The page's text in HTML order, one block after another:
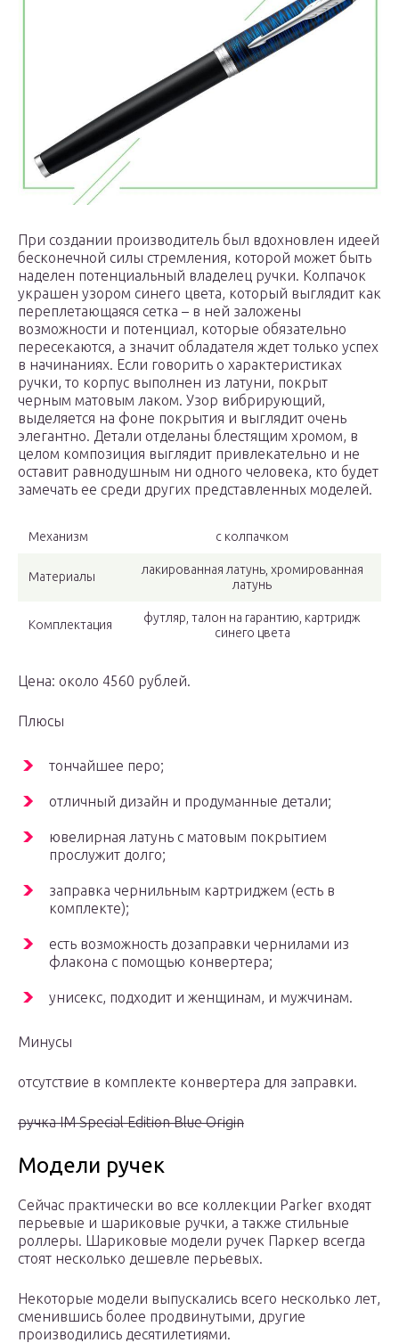
При создании производитель был вдохновлен идеей
бесконечной силы стремления, которой может быть
наделен потенциальный владелец ручки. Колпачок
украшен узором синего цвета, который выглядит как
переплетающаяся сетка – в ней заложены
возможности и потенциал, которые обязательно
пересекаются, а значит обладателя ждет только успех
в начинаниях. Если говорить о характеристиках
ручки, то корпус выполнен из латуни, покрыт
черным матовым лаком. Узор вибрирующий,
выделяется на фоне покрытия и выглядит очень
элегантно. Детали отделаны блестящим хромом, в
целом композиция выглядит привлекательно и не
оставит равнодушным ни одного человека, кто будет
замечать ее среди других представленных моделей.
Механизм с колпачком
Материалы
лакированная латунь, хромированная
латунь
Комплектация
футляр, талон на гарантию, картридж
синего цвета
Цена: около 4560 рублей.
Плюсы
тончайшее перо;
отличный дизайн и продуманные детали;
ювелирная латунь с матовым покрытием
прослужит долго;
заправка чернильным картриджем (есть в
комплекте);
есть возможность дозаправки чернилами из
флакона с помощью конвертера;
унисекс, подходит и женщинам, и мужчинам.
Минусы
отсутствие в комплекте конвертера для заправки.
ручка IM Special Edition Blue Origin
Модели ручек
Сейчас практически во все коллекции Parker входят
перьевые и шариковые ручки, а также стильные
роллеры. Шариковые модели ручек Паркер всегда
стоят несколько дешевле перьевых.
Некоторые модели выпускались всего несколько лет,
сменившись более продвинутыми, другие
производились десятилетиями.